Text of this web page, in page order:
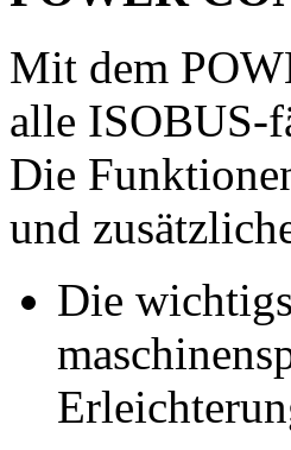
Mit dem
alle ISOBUS-
Die
und
Die